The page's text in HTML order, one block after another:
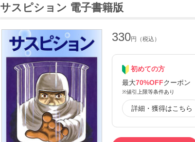
サスピション 電子書籍版
330円（税込）
初めての方
最大70%OFFクーポン
※値引上限等条件あり
詳細・獲得はこちら